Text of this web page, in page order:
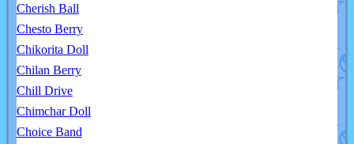
Cherish Ball
Chesto Berry
Chikorita Doll
Chilan Berry
Chill Drive
Chimchar Doll
Choice Band